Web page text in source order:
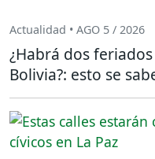
Actualidad • AGO 5 / 2026
¿Habrá dos
Bolivia?: esto se